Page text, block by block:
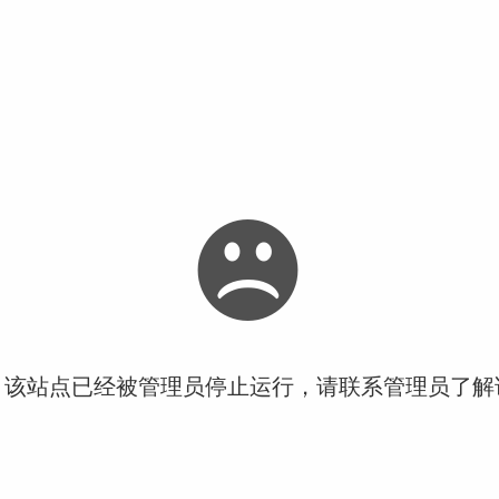
站点已经被管理员停止运行，请联系管理员了